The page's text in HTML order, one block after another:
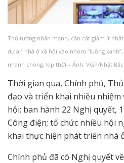
Thủ tướng nhấn mạnh, cần cắt giảm ít
dự án nhà ở xã hội vào nhóm “luồng
nhanh chóng, kịp thời – Ảnh: VGP/Nhật Bắc
Thời gian qua, Chính phủ,
đạo và triển khai nhiều
hội; ban hành 22 Nghị quyết,
Công điện; tổ chức nhiều hội
khai thực hiện phát triển nhà
Chính phủ đã có Nghị quyết